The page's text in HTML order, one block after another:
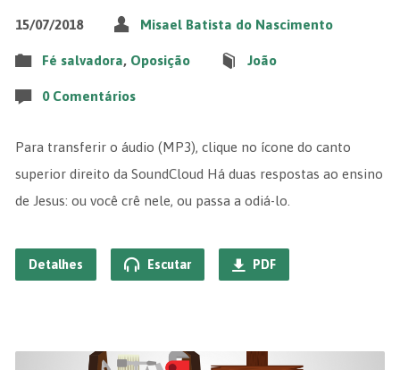
15/07/2018 Misael Batista do Nascimento
Fé salvadora, Oposição João
0 Comentários
Para transferir o áudio (MP3), clique no ícone do canto
superior direito da SoundCloud Há duas respostas ao ensino
de Jesus: ou você crê nele, ou passa a odiá-lo.
Detalhes Escutar PDF